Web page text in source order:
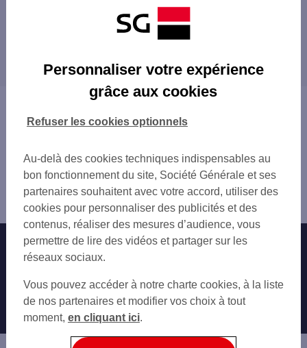
Les distributeurs/automates à proximité
SUPER U BISCHWILLER
SCHIRRHEIN 77 RUE PRINCIPALE
CORA HAGUENAU
HAGUENAU 59 GD RUE
WEITBRUCH 62 RUE PRINCIPALE
HAGUENAU 4 RTE DE SOUFFLENHEIM
HAGUENAU 30 RTE DE STRASBOURG
HAGUENAU 28 ROUTE DE BITCHE
WEYERSHEIM 5 RUE BALDUNG GRIEN
ELS SOUFFLENHEIM 23 GD RUE
SESSENHEIM 23 RUE GOETHE
SCHWEIGHOUSE SUR MODER 4 RUE DE L E
HOERDT 74 RUE DE LA REPUBLIQUE
BRUMATH 1 RUE DU GAL DE GAULLE
SUPER U BERNOLSHEIM
proximité
BRUMATH
Vous êtes ici : Accueil
Trouver une agence bancaire
Bas-Rhin
Oberhoffen sur Moder
Distributeur/automate OBERHOFFEN SUR MODER 85
RUE PRINCIP
Nos engagements Nous contacter
Autres sites SG
Professionnels
Entreprises
Personnaliser votre expérience
grâce aux cookies
Au-delà des cookies techniques indispensables au
bon fonctionnement du site, Société Générale et ses
partenaires souhaitent avec votre accord, utiliser des
cookies pour personnaliser des publicités et des
contenus, réaliser des mesures d’audience, vous
permettre de lire des vidéos et partager sur les
réseaux sociaux.
Vous pouvez accéder à notre charte cookies, à la liste
de nos partenaires et modifier vos choix à tout
moment, en cliquant ici.
Refuser les cookies optionnels